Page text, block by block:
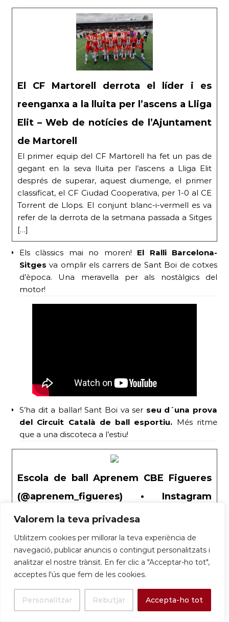
Valorem la teva privadesa
Utilitzem cookies per millorar la teva experiència de
navegació, publicar anuncis o contingut personalitzats i
analitzar el nostre trànsit. En fer clic a "Acceptar-ho tot",
acceptes l'ús que fem de les cookies.
Personalitzar Rebutjar Accepta-ho tot
El CF Martorell derrota el líder i es
reenganxa a la lluita per l’ascens a Lliga
Elit – Web de notícies de l’Ajuntament
de Martorell
El primer equip del CF Martorell ha fet un pas de
gegant en la seva lluita per l’ascens a Lliga Elit
després de superar, aquest diumenge, el primer
classificat, el CF Ciudad Cooperativa, per 1-0 al CE
Torrent de Llops. El conjunt blanc-i-vermell es va
refer de la derrota de la setmana passada a Sitges
[…]
Els clàssics mai no moren! El Ral·li Barcelona-
Sitges va omplir els carrers de Sant Boi de cotxes
d’època. Una meravella per als nostàlgics del
motor!
S’ha dit a ballar! Sant Boi va ser seu d´una prova
del Circuit Català de ball esportiu. Més ritme
que a una discoteca a l’estiu!
Escola de ball Aprenem CBE Figueres
(@aprenem_figueres) • Instagram
photos and videos
5, 2025: “Tercera prova del circuit català de ball
esportiu, aquest dissabte a Sant Boi de Llobregat.
La nostra escola hi ha estat present amb ballarins i
amb membres del jurat. Aquesta vegada la Kiara
no ens ha pogut acompanyar però en Jordi ha
decidit que volia ballar igualment, així que s’ha